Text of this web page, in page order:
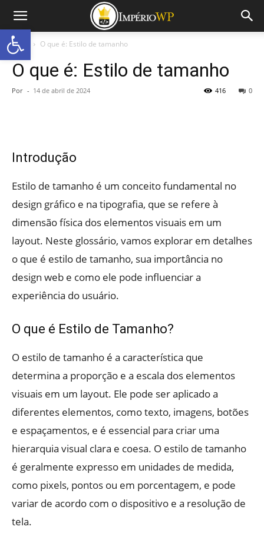
Início O que é: Estilo de tamanho
O que é: Estilo de tamanho
Por - 14 de abril de 2024 0
416
Introdução
Estilo de tamanho é um conceito fundamental no
design gráfico e na tipografia, que se refere à
dimensão física dos elementos visuais em um
layout. Neste glossário, vamos explorar em detalhes
o que é estilo de tamanho, sua importância no
design web e como ele pode influenciar a
experiência do usuário.
O que é Estilo de Tamanho?
O estilo de tamanho é a característica que
determina a proporção e a escala dos elementos
visuais em um layout. Ele pode ser aplicado a
diferentes elementos, como texto, imagens, botões
e espaçamentos, e é essencial para criar uma
hierarquia visual clara e coesa. O estilo de tamanho
é geralmente expresso em unidades de medida,
como pixels, pontos ou em porcentagem, e pode
variar de acordo com o dispositivo e a resolução de
tela.
Abrir a barra de ferramentas